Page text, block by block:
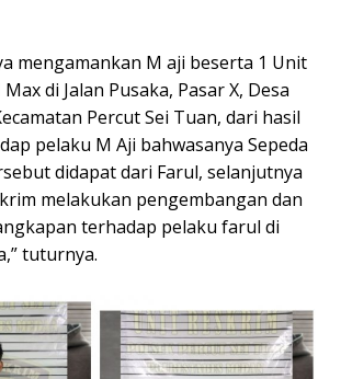
mengamankan M aji beserta 1 Unit
di Jalan Pusaka, Pasar X, Desa
Percut Sei Tuan, dari hasil
pelaku M Aji bahwasanya Sepeda
didapat dari Farul, selanjutnya
melakukan pengembangan dan
terhadap pelaku farul di
tuturnya.